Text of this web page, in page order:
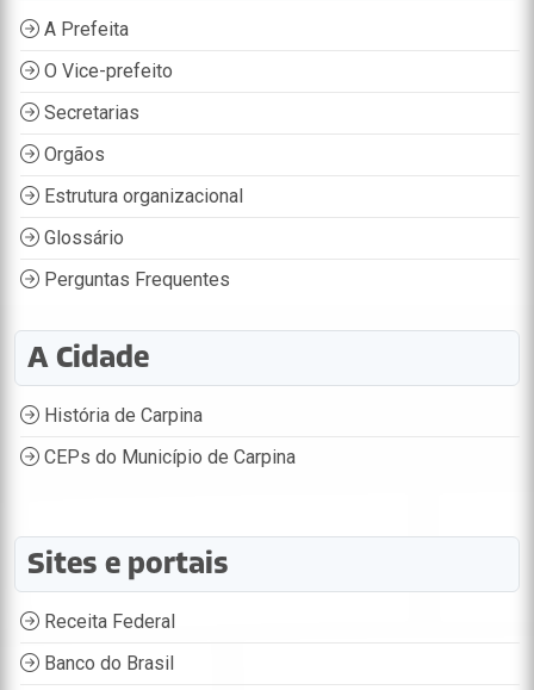
A Prefeita
O Vice-prefeito
Secretarias
Orgãos
Estrutura organizacional
Glossário
Perguntas Frequentes
A Cidade
História de Carpina
CEPs do Município de Carpina
Sites e portais
Receita Federal
Banco do Brasil